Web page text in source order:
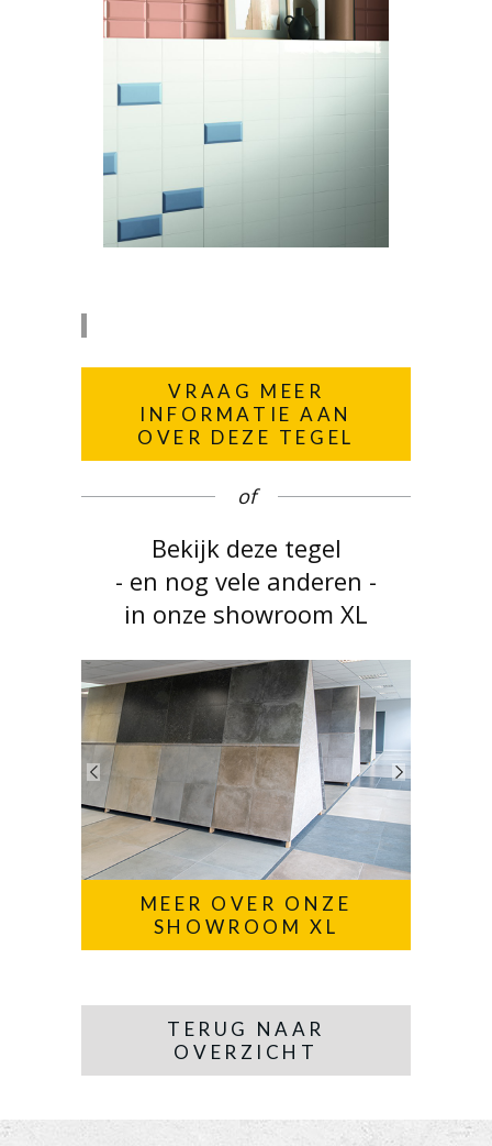
VRAAG MEER
INFORMATIE AAN
OVER DEZE TEGEL
of
Bekijk deze tegel
- en nog vele anderen -
in onze showroom XL
MEER OVER ONZE
SHOWROOM XL
TERUG NAAR
OVERZICHT